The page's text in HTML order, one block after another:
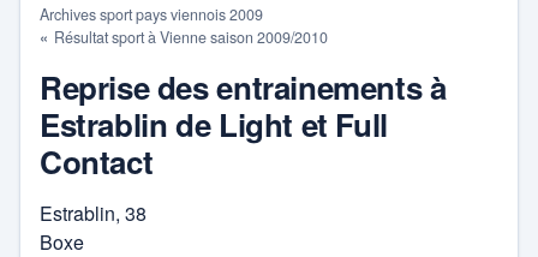
ACTUALITÉ
RÉSULTATS
BLOGS SPORT
ANNUAIRE
Archives sport pays viennois 2009
Résultat sport à Vienne saison 2009/2010
Reprise des entrainements à
Estrablin de Light et Full
Contact
Estrablin, 38
Boxe